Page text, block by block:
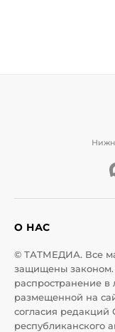
О НАС
© ТАТМЕДИА. Все
защищены законом.
распространение
размещенной на
согласия
республиканского